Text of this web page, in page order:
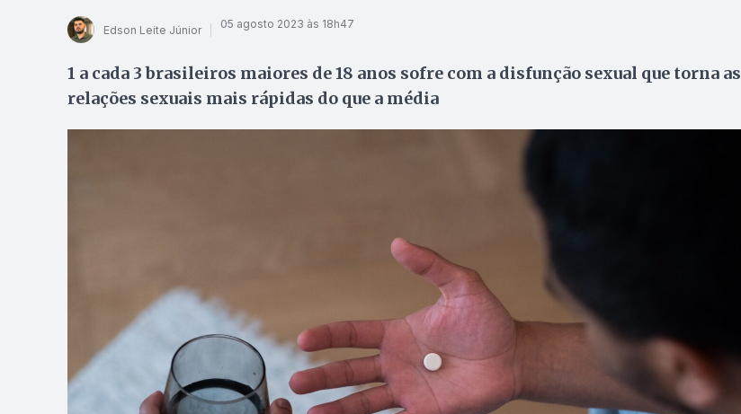
Edson Leite Júnior 05 agosto 2023 às 18h47
1 a cada 3 brasileiros maiores de 18 anos sofre com a disfunção sexual que torna as
relações sexuais mais rápidas do que a média